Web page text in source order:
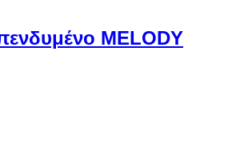
MELODY